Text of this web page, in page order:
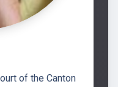
of the Canton